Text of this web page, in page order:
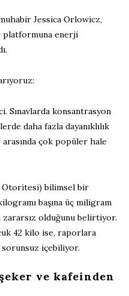
Jessica Orlowicz,
platformuna enerji
Sınavlarda konsantrasyon
daha fazla dayanıklılık
çok popüler hale
Otoritesi) bilimsel bir
başına üç miligram
olduğunu belirtiyor.
42 kilo ise, raporlara
içebiliyor.
ve kafeinden